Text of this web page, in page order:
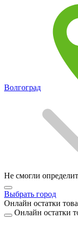
Волгоград
Не смогли
Выбрать город
Онлайн остатки
Онлайн остатки